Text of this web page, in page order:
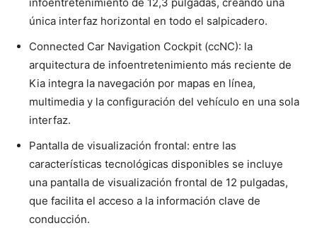
única interfaz horizontal en todo el salpicadero.
Connected Car Navigation Cockpit (ccNC): la
arquitectura de infoentretenimiento más reciente de
Kia integra la navegación por mapas en línea,
multimedia y la configuración del vehículo en una sola
interfaz.
Pantalla de visualización frontal: entre las
características tecnológicas disponibles se incluye
una pantalla de visualización frontal de 12 pulgadas,
que facilita el acceso a la información clave de
conducción.